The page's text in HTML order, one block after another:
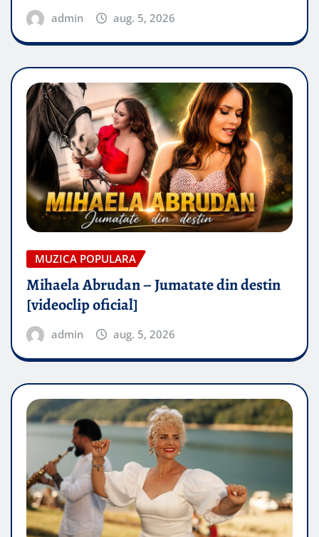
admin aug. 5, 2026
MUZICA POPULARA
Mihaela Abrudan – Jumatate din destin
[videoclip oficial]
admin aug. 5, 2026